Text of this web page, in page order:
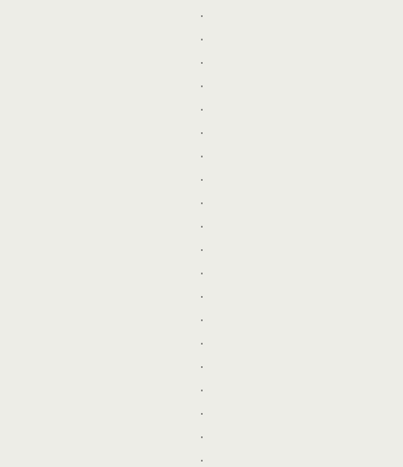
.
.
.
.
.
.
.
.
.
.
.
.
.
.
.
.
.
.
.
.